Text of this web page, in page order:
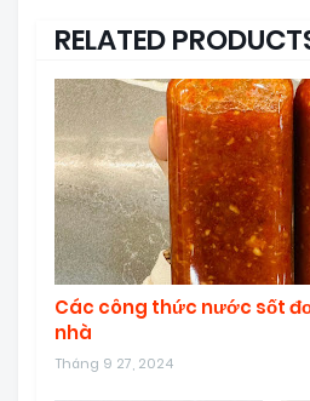
RELATED
Các công thức nước sốt
nhà
Tháng 9 27, 2024